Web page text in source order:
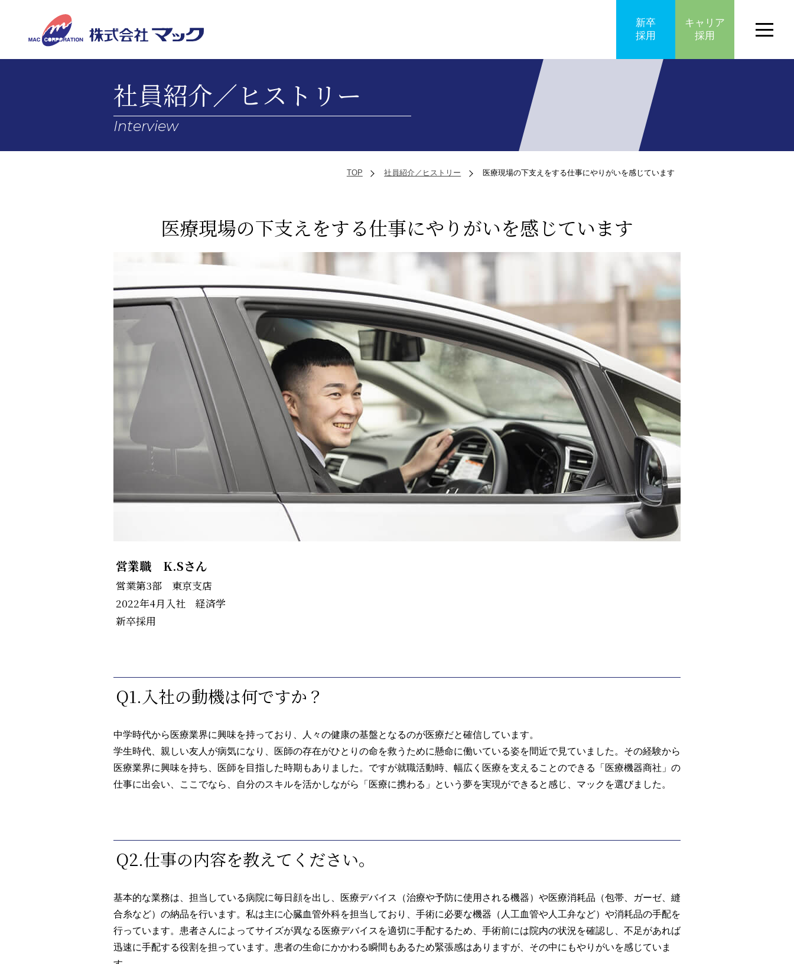
新卒
採用
キャリア
採用
メ
ボ
社員紹介／ヒストリー
Interview
TOP 社員紹介／ヒストリー 医療現場の下支えをする仕事にやりがいを感じています
医療現場の下支えをする仕事にやりがいを感じています
営業職 K.Sさん
営業第3部 東京支店
2022年4月入社 経済学
新卒採用
Q1.入社の動機は何ですか？
中学時代から医療業界に興味を持っており、人々の健康の基盤となるのが医療だと確信しています。
学生時代、親しい友人が病気になり、医師の存在がひとりの命を救うために懸命に働いている姿を間近で見ていました。その経験から
医療業界に興味を持ち、医師を目指した時期もありました。ですが就職活動時、幅広く医療を支えることのできる「医療機器商社」の
仕事に出会い、ここでなら、自分のスキルを活かしながら「医療に携わる」という夢を実現ができると感じ、マックを選びました。
Q2.仕事の内容を教えてください。
基本的な業務は、担当している病院に毎日顔を出し、医療デバイス（治療や予防に使用される機器）や医療消耗品（包帯、ガーゼ、縫
合糸など）の納品を行います。私は主に心臓血管外科を担当しており、手術に必要な機器（人工血管や人工弁など）や消耗品の手配を
行っています。患者さんによってサイズが異なる医療デバイスを適切に手配するため、手術前には院内の状況を確認し、不足があれば
迅速に手配する役割を担っています。患者の生命にかかわる瞬間もあるため緊張感はありますが、その中にもやりがいを感じていま